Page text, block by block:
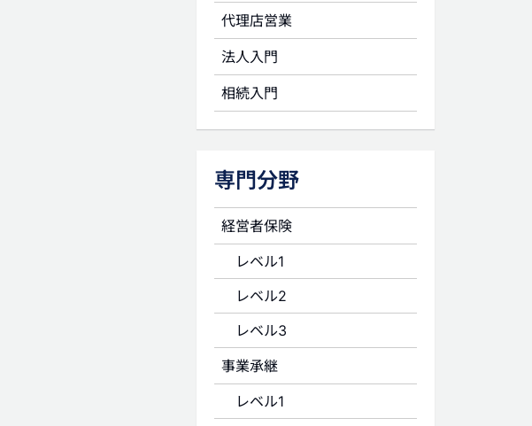
代理店営業
法人入門
相続入門
専門分野
経営者保険
レベル1
レベル2
レベル3
事業承継
レベル1